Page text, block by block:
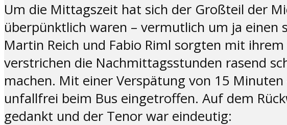
Um die Mittagszeit hat sich der Großteil der
überpünktlich waren – vermutlich um ja einen
Martin Reich und Fabio Riml sorgten mit
verstrichen die Nachmittagsstunden rasend
machen. Mit einer Verspätung von 15
unfallfrei beim Bus eingetroffen. Auf dem
gedankt und der Tenor war eindeutig: